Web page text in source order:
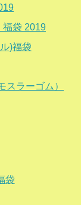
福袋 2019
)福袋
スラーゴム）
袋